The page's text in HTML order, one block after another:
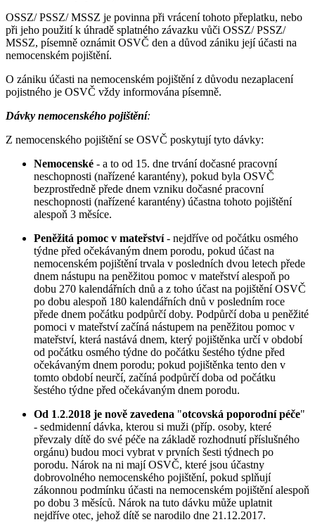
OSSZ/ PSSZ/ MSSZ je povinna při vrácení tohoto přeplatku, nebo
při jeho použití k úhradě splatného závazku vůči OSSZ/ PSSZ/
MSSZ, písemně oznámit OSVČ den a důvod zániku její účasti na
nemocenském pojištění.
O zániku účasti na nemocenském pojištění z důvodu nezaplacení
pojistného je OSVČ vždy informována písemně.
Dávky nemocenského pojištění:
Z nemocenského pojištění se OSVČ poskytují tyto dávky:
Nemocenské - a to od 15. dne trvání dočasné pracovní
neschopnosti (nařízené karantény), pokud byla OSVČ
bezprostředně přede dnem vzniku dočasné pracovní
neschopnosti (nařízené karantény) účastna tohoto pojištění
alespoň 3 měsíce.
Peněžitá pomoc v mateřství- nejdříve od počátku osmého
týdne před očekávaným dnem porodu, pokud účast na
nemocenském pojištění trvala v posledních dvou letech přede
dnem nástupu na peněžitou pomoc v mateřství alespoň po
dobu 270 kalendářních dnů a z toho účast na pojištění OSVČ
po dobu alespoň 180 kalendářních dnů v posledním roce
přede dnem počátku podpůrčí doby. Podpůrčí doba u peněžité
pomoci v mateřství začíná nástupem na peněžitou pomoc v
mateřství, která nastává dnem, který pojištěnka určí v období
od počátku osmého týdne do počátku šestého týdne před
očekávaným dnem porodu; pokud pojištěnka tento den v
tomto období neurčí, začíná podpůrčí doba od počátku
šestého týdne před očekávaným dnem porodu.
Od 1.2.2018 je nově zavedena "otcovská poporodní péče"
- sedmidenní dávka, kterou si muži (příp. osoby, které
převzaly dítě do své péče na základě rozhodnutí příslušného
orgánu) budou moci vybrat v prvních šesti týdnech po
porodu. Nárok na ni mají OSVČ, které jsou účastny
dobrovolného nemocenského pojištění, pokud splňují
zákonnou podmínku účasti na nemocenském pojištění alespoň
po dobu 3 měsíců. Nárok na tuto dávku může uplatnit
nejdříve otec, jehož dítě se narodilo dne 21.12.2017.